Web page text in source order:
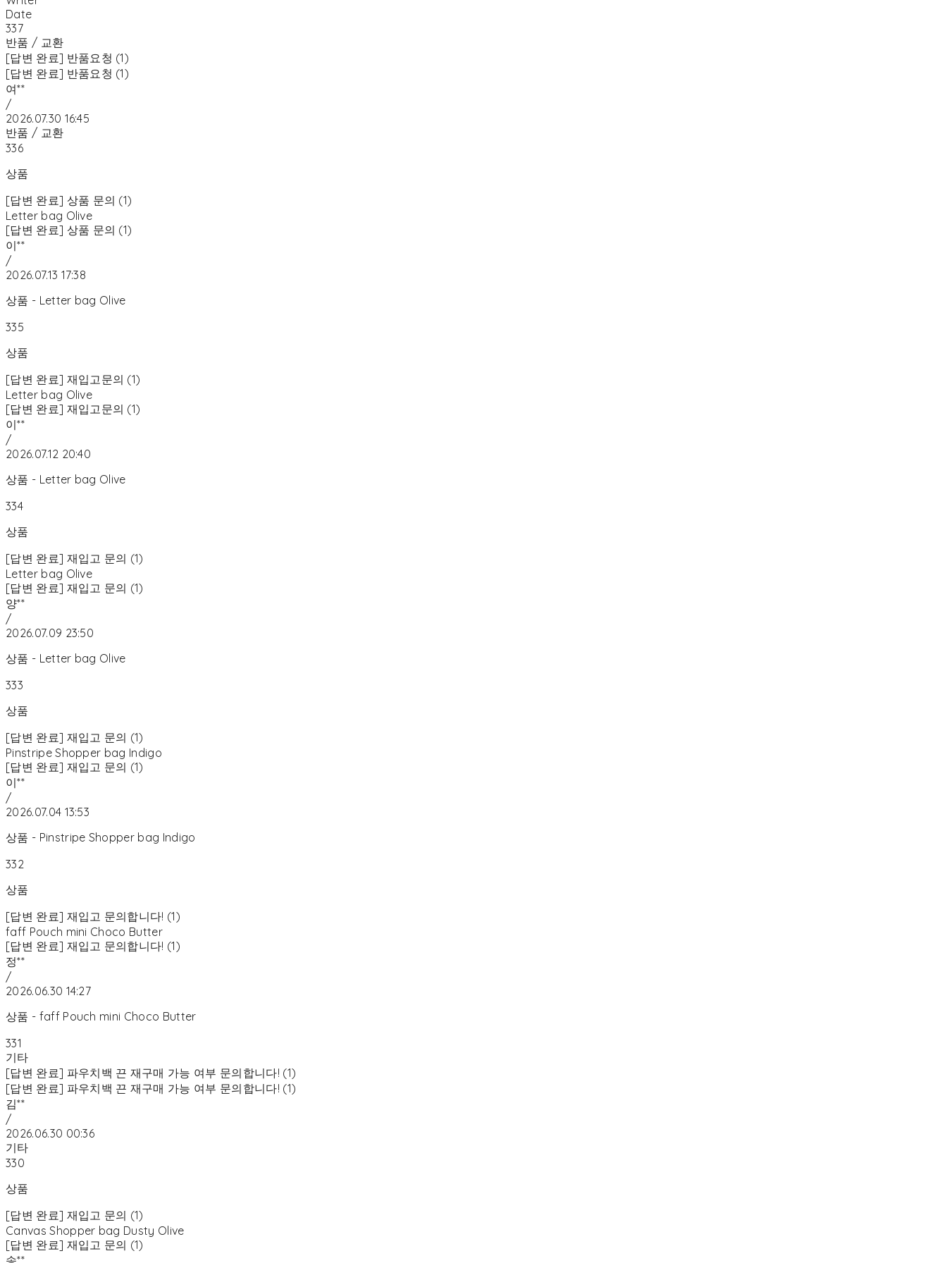
Date
337
반품 / 교환
[답변 완료] 반품요청 (1)
[답변 완료] 반품요청 (1)
여**
/
2026.07.30 16:45
반품 / 교환
336
상품
[답변 완료] 상품 문의 (1)
Letter bag Olive
[답변 완료] 상품 문의 (1)
이**
/
2026.07.13 17:38
상품 - Letter bag Olive
335
상품
[답변 완료] 재입고문의 (1)
Letter bag Olive
[답변 완료] 재입고문의 (1)
이**
/
2026.07.12 20:40
상품 - Letter bag Olive
334
상품
[답변 완료] 재입고 문의 (1)
Letter bag Olive
[답변 완료] 재입고 문의 (1)
양**
/
2026.07.09 23:50
상품 - Letter bag Olive
333
상품
[답변 완료] 재입고 문의 (1)
Pinstripe Shopper bag Indigo
[답변 완료] 재입고 문의 (1)
이**
/
2026.07.04 13:53
상품 - Pinstripe Shopper bag Indigo
332
상품
[답변 완료] 재입고 문의합니다! (1)
faff Pouch mini Choco Butter
[답변 완료] 재입고 문의합니다! (1)
정**
/
2026.06.30 14:27
상품 - faff Pouch mini Choco Butter
331
기타
[답변 완료] 파우치백 끈 재구매 가능 여부 문의합니다! (1)
[답변 완료] 파우치백 끈 재구매 가능 여부 문의합니다! (1)
김**
/
2026.06.30 00:36
기타
330
상품
[답변 완료] 재입고 문의 (1)
Canvas Shopper bag Dusty Olive
[답변 완료] 재입고 문의 (1)
송**